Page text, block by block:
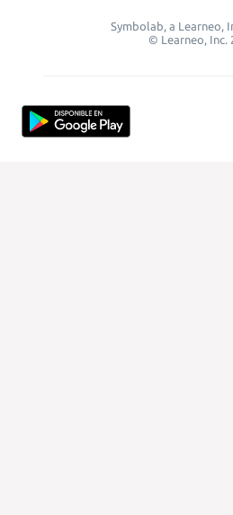
Symbolab, a Learneo,
© Learneo, Inc.